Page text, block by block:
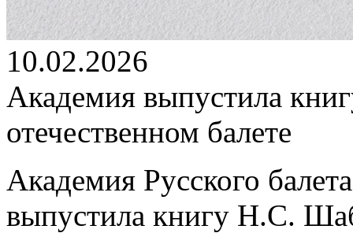
10.02.2026
Академия выпустила
отечественном балете
Академия Русского
выпустила книгу Н.С.